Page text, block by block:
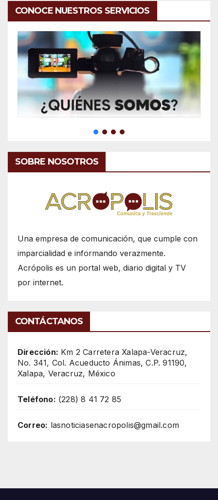
CONOCE NUESTROS SERVICIOS
SOBRE NOSOTROS
Una empresa de comunicación, que cumple con
imparcialidad e informando verazmente.
Acrópolis es un portal web, diario digital y TV
por internet.
CONTÁCTANOS
Dirección: Km 2 Carretera Xalapa-Veracruz,
No. 341, Col. Acueducto Ánimas, C.P. 91190,
Xalapa, Veracruz, México
Teléfono: (228) 8 41 72 85
Correo: lasnoticiasenacropolis@gmail.com